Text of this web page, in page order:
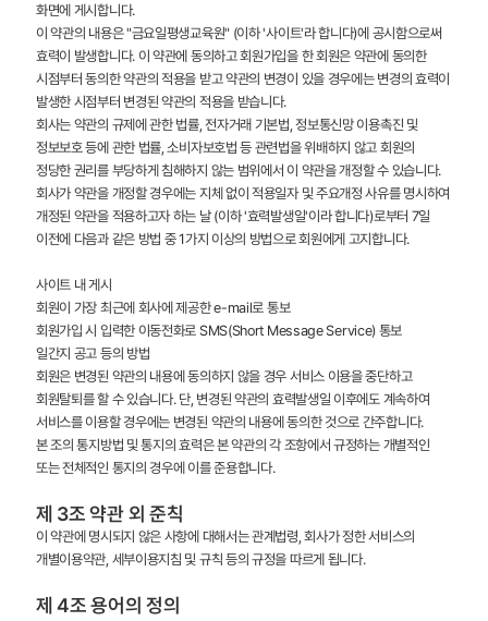
화면에 게시합니다.
이 약관의 내용은 "금요일평생교육원" (이하 '사이트'라 합니다)에 공시함으로써
효력이 발생합니다. 이 약관에 동의하고 회원가입을 한 회원은 약관에 동의한
시점부터 동의한 약관의 적용을 받고 약관의 변경이 있을 경우에는 변경의 효력이
발생한 시점부터 변경된 약관의 적용을 받습니다.
회사는 약관의 규제에 관한 법률, 전자거래 기본법, 정보통신망 이용촉진 및
정보보호 등에 관한 법률, 소비자보호법 등 관련법을 위배하지 않고 회원의
정당한 권리를 부당하게 침해하지 않는 범위에서 이 약관을 개정할 수 있습니다.
회사가 약관을 개정할 경우에는 지체 없이 적용일자 및 주요개정 사유를 명시하여
개정된 약관을 적용하고자 하는 날 (이하 '효력발생일'이라 합니다)로부터 7일
이전에 다음과 같은 방법 중 1가지 이상의 방법으로 회원에게 고지합니다.
사이트 내 게시
회원이 가장 최근에 회사에 제공한 e-mail로 통보
회원가입 시 입력한 이동전화로 SMS(Short Message Service) 통보
일간지 공고 등의 방법
회원은 변경된 약관의 내용에 동의하지 않을 경우 서비스 이용을 중단하고
회원탈퇴를 할 수 있습니다. 단, 변경된 약관의 효력발생일 이후에도 계속하여
서비스를 이용할 경우에는 변경된 약관의 내용에 동의한 것으로 간주합니다.
본 조의 통지방법 및 통지의 효력은 본 약관의 각 조항에서 규정하는 개별적인
또는 전체적인 통지의 경우에 이를 준용합니다.
제 3조 약관 외 준칙
이 약관에 명시되지 않은 사항에 대해서는 관계법령, 회사가 정한 서비스의
개별이용약관, 세부이용지침 및 규칙 등의 규정을 따르게 됩니다.
제 4조 용어의 정의